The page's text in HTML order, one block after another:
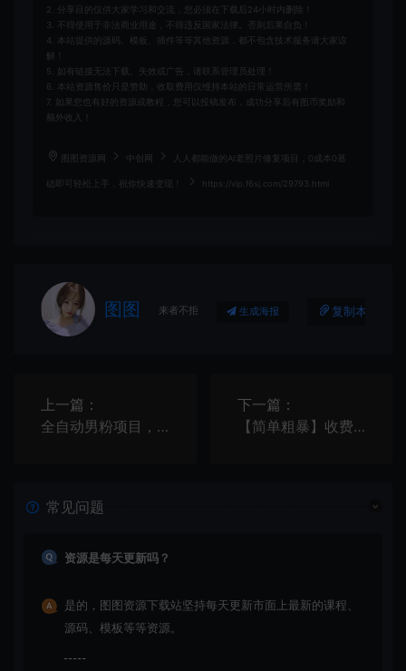
2. 分享目的仅供大家学习和交流，您必须在下载后24小时内删除！
3. 不得使用于非法商业用途，不得违反国家法律。否则后果自负！
4. 本站提供的源码、模板、插件等等其他资源，都不包含技术服务请大家谅
解！
5. 如有链接无法下载、失效或广告，请联系管理员处理！
6. 本站资源售价只是赞助，收取费用仅维持本站的日常运营所需！
7. 如果您也有好的资源或教程，您可以投稿发布，成功分享后有图币奖励和
额外收入！
图图资源网 中创网 人人都能做的AI老照片修复项目，0成本0基
础即可轻松上手，祝你快速变现！ https://vip.f6sj.com/29793.html
图图 来者不拒 生成海报 复制本文链接
上一篇：
全自动男粉项目，真实数据，日入500+，附带掘金系统+详细搭建教程！
下一篇：
【简单粗暴】收费5980的最新抖音快手小程序掘金（详细教程）
常见问题
资源是每天更新吗？
是的，图图资源下载站坚持每天更新市面上最新的课程、
源码、模板等等资源。